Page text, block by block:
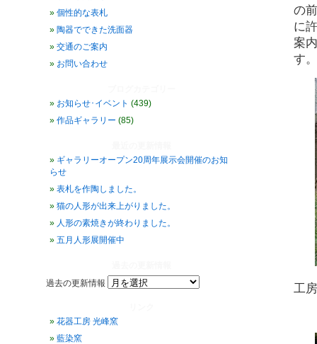
個性的な表札
陶器でできた洗面器
交通のご案内
お問い合わせ
お知らせ･イベント (439)
作品ギャラリー (85)
ギャラリーオープン20周年展示会開催のお知
らせ
表札を作陶しました。
猫の人形が出来上がりました。
人形の素焼きが終わりました。
五月人形展開催中
過去の更新情報
花器工房 光峰窯
藍染窯
の
に
案
す。
工